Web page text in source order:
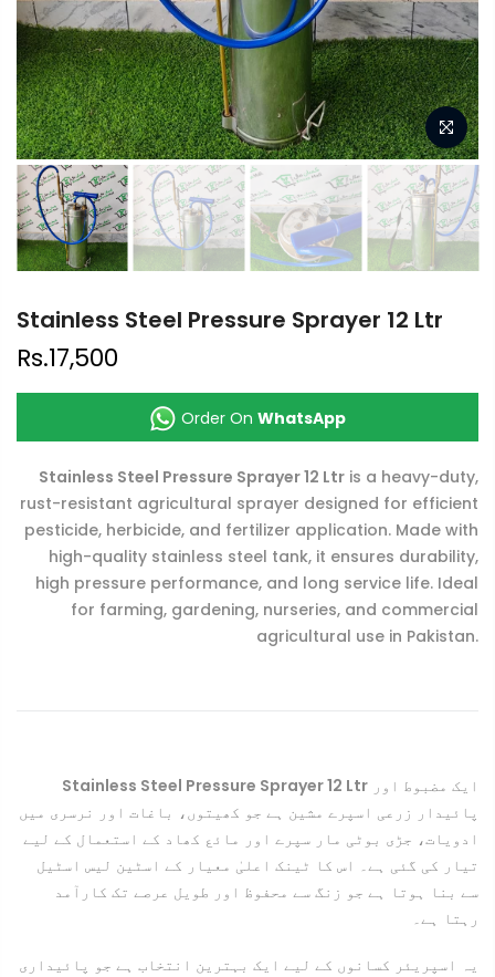
Stainless Steel Pressure Sprayer 12 Ltr
Rs.17,500
Order On WhatsApp
Stainless Steel Pressure Sprayer 12 Ltr is a heavy-duty,
rust-resistant agricultural sprayer designed for efficient
pesticide, herbicide, and fertilizer application. Made with
high-quality stainless steel tank, it ensures durability,
high pressure performance, and long service life. Ideal
for farming, gardening, nurseries, and commercial
agricultural use in Pakistan.
Stainless Steel Pressure Sprayer 12 Ltr
پائیدار زرعی اسپرے مشین ہے جو کھیتوں، باغات اور نرسری میں
ادویات، جڑی بوٹی مار سپرے اور مائع کھاد کے استعمال کے لیے
تیار کی گئی ہے۔ اس کا ٹینک اعلیٰ معیار کے اسٹین لیس اسٹیل
سے بنا ہوتا ہے جو زنگ سے محفوظ اور طویل عرصے تک کارآمد
رہتا ہے۔
یہ اسپریئر کسانوں کے لیے ایک بہترین انتخاب ہے جو پائیداری